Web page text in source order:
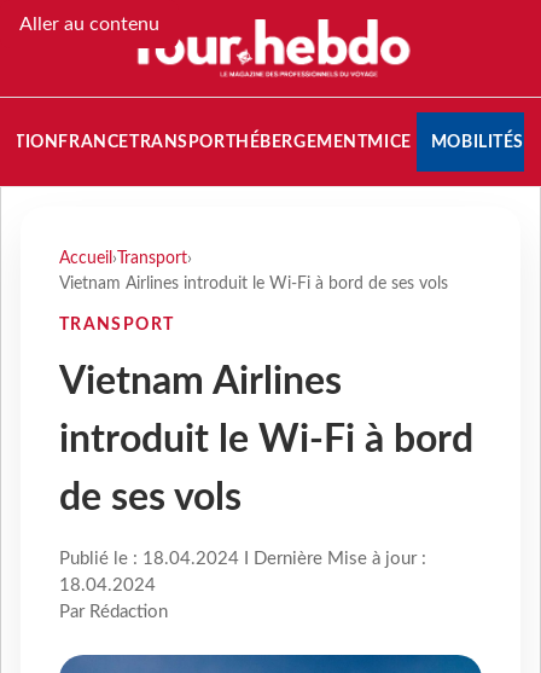
Aller au contenu
FRANCETRANSPORT HÉBERGEMENTMICE MOBILITÉS
Accueil › Transport›
Vietnam Airlines introduit le Wi-Fi à bord de ses vols
TRANSPORT
Vietnam Airlines
introduit le Wi-Fi à bord
de ses vols
Publié le : 18.04.2024 I Dernière Mise à jour :
18.04.2024
Par Rédaction